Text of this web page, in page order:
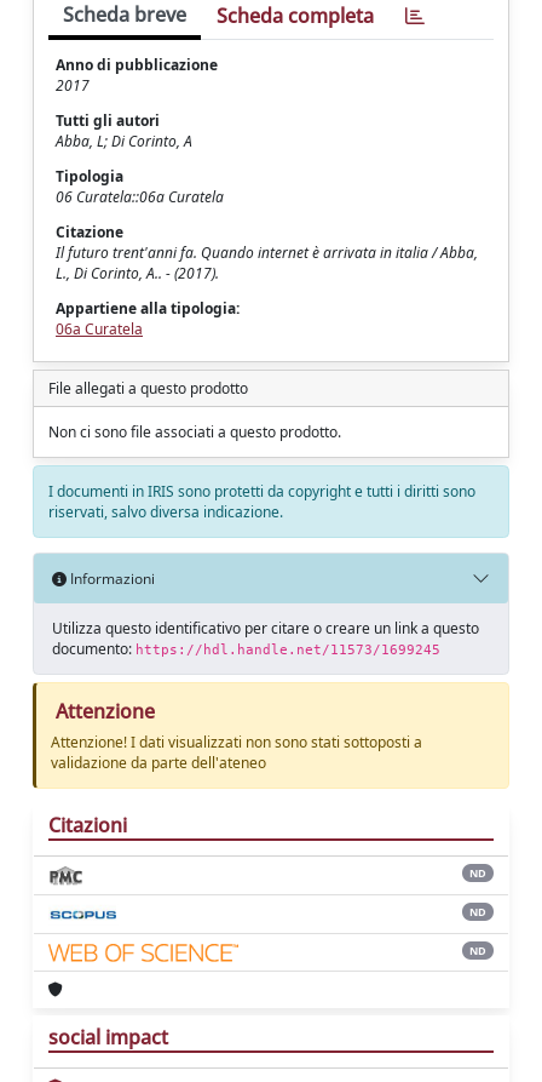
Scheda breve Scheda completa
Anno di pubblicazione
2017
Tutti gli autori
Abba, L; Di Corinto, A
Tipologia
06 Curatela::06a Curatela
Citazione
Il futuro trent'anni fa. Quando internet è arrivata in italia / Abba,
L., Di Corinto, A.. - (2017).
Appartiene alla tipologia:
06a Curatela
File allegati a questo prodotto
Non ci sono file associati a questo prodotto.
I documenti in IRIS sono protetti da copyright e tutti i diritti sono
riservati, salvo diversa indicazione.
Informazioni
Utilizza questo identificativo per citare o creare un link a questo
documento: https://hdl.handle.net/11573/1699245
Attenzione
Attenzione! I dati visualizzati non sono stati sottoposti a
validazione da parte dell'ateneo
Citazioni
ND
ND
ND
social impact